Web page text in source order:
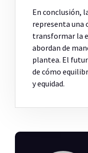
En conclusión,
representa una
transformar la
abordan de
plantea. El
de cómo
y equidad.